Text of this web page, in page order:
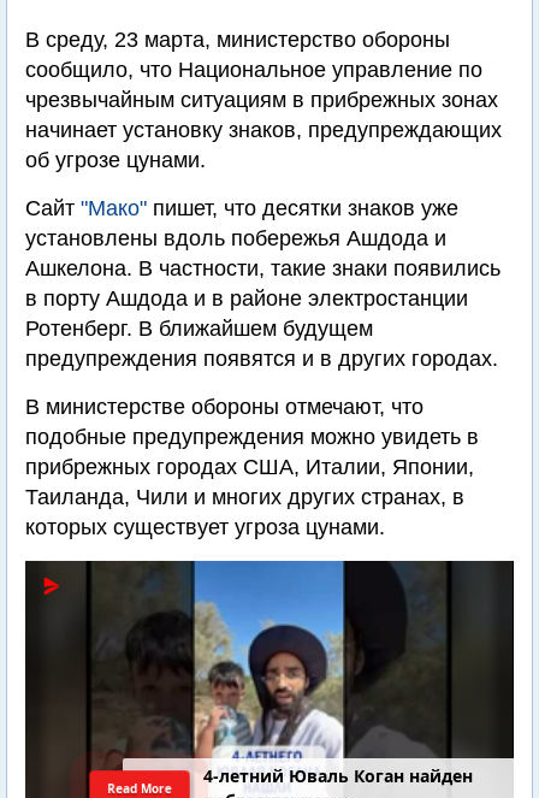
В среду, 23 марта, министерство обороны
сообщило, что Национальное управление по
чрезвычайным ситуациям в прибрежных зонах
начинает установку знаков, предупреждающих
об угрозе цунами.
Сайт "Мако" пишет, что десятки знаков уже
установлены вдоль побережья Ашдода и
Ашкелона. В частности, такие знаки появились
в порту Ашдода и в районе электростанции
Ротенберг. В ближайшем будущем
предупреждения появятся и в других городах.
В министерстве обороны отмечают, что
подобные предупреждения можно увидеть в
прибрежных городах США, Италии, Японии,
Таиланда, Чили и многих других странах, в
которых существует угроза цунами.
4-летний Юваль Коган найден
Read More